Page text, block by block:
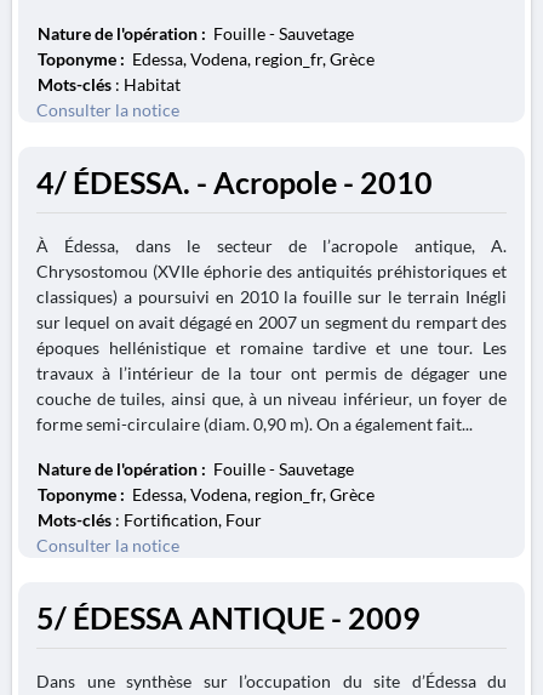
Nature de l'opération : Fouille - Sauvetage
Toponyme : Edessa, Vodena, region_fr, Grèce
Mots-clés : Habitat
Consulter la notice
4/ ÉDESSA. - Acropole - 2010
À Édessa, dans le secteur de l’acropole antique, A.
Chrysostomou (XVIIe éphorie des antiquités préhistoriques et
classiques) a poursuivi en 2010 la fouille sur le terrain Inégli
sur lequel on avait dégagé en 2007 un segment du rempart des
époques hellénistique et romaine tardive et une tour. Les
travaux à l’intérieur de la tour ont permis de dégager une
couche de tuiles, ainsi que, à un niveau inférieur, un foyer de
forme semi-circulaire (diam. 0,90 m). On a également fait...
Nature de l'opération : Fouille - Sauvetage
Toponyme : Edessa, Vodena, region_fr, Grèce
Mots-clés : Fortification, Four
Consulter la notice
5/ ÉDESSA ANTIQUE - 2009
Dans une synthèse sur l’occupation du site d’Édessa du